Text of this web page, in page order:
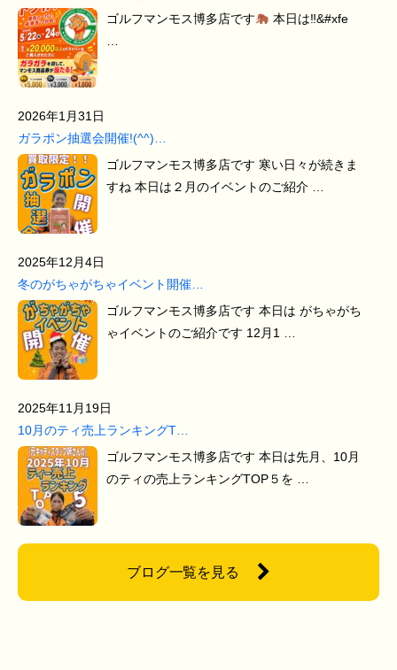
ゴルフマンモス博多店です
本日は‼&#xfe
2026年1月31日
ガラポン抽選会開催!(^^)…
ゴルフマンモス博多店です 寒い日々が続きま
すね 本日は２月のイベントのご紹介 …
2025年12月4日
冬のがちゃがちゃイベント開催…
ゴルフマンモス博多店です 本日は がちゃがち
ゃイベントのご紹介です 12月1 …
2025年11月19日
10月のティ売上ランキングT…
ゴルフマンモス博多店です 本日は先月、10月
のティの売上ランキングTOP５を …
ブログ一覧を見る